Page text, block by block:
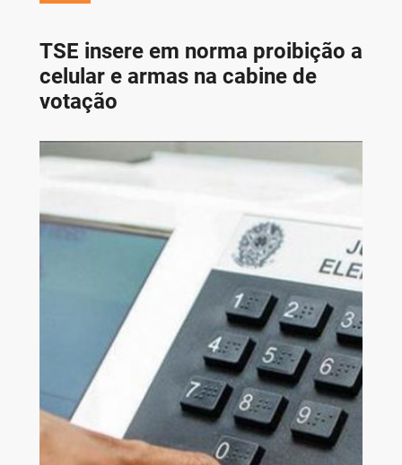
TSE insere em norma proibição a
celular e armas na cabine de
votação